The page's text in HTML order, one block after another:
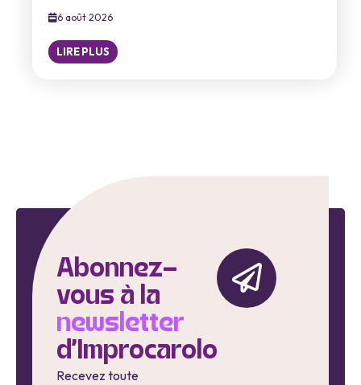
6 août 2026
LIRE PLUS
Abonnez-
vous à la
newsletter
d'Improcarolo
Recevez toute